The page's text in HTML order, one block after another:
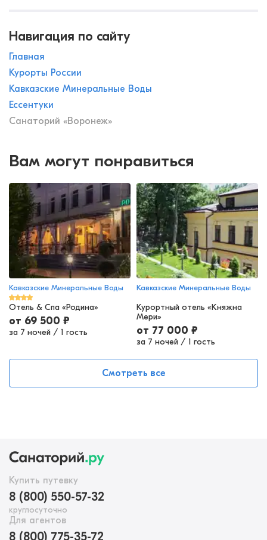
Навигация по сайту
Главная
Курорты России
Кавказские Минеральные Воды
Ессентуки
Санаторий «Воронеж»
Вам могут понравиться
Кавказские Минеральные Воды
Отель & Спа «Родина»
от 69 500 ₽
за 7 ночей / 1 гость
Кавказские Минеральные Воды
Курортный отель «Княжна
Мери»
от 77 000 ₽
за 7 ночей / 1 гость
Смотреть все
Купить путевку
8 (800) 550-57-32
круглосуточно
Для агентов
8 (800) 775-35-72